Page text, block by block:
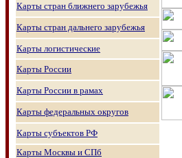
Карты стран ближнего зарубежья
Карты стран дальнего зарубежья
Карты логистические
Карты России
Карты России в рамах
Карты федеральных округов
Карты субъектов РФ
Карты Москвы и СПб